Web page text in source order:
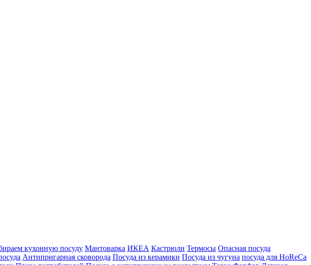
кухонную посуду Мантоварка ИКЕА Кастрюли Термосы Опасная посуда
Антипригарная сковорода Посуда из керамики Посуда из чугуна посуда для HoReCa